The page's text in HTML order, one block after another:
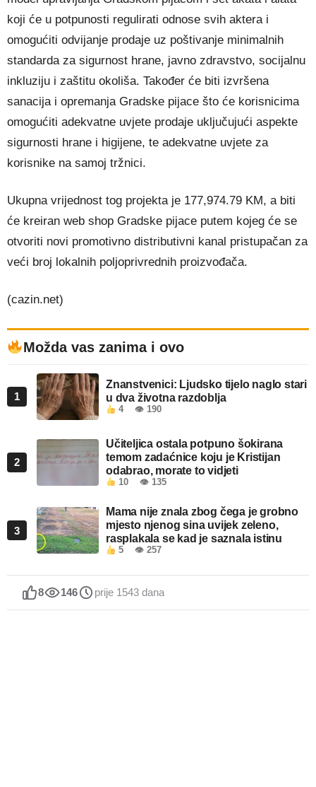
koji će u potpunosti regulirati odnose svih aktera i
omogućiti odvijanje prodaje uz poštivanje minimalnih
standarda za sigurnost hrane, javno zdravstvo, socijalnu
inkluziju i zaštitu okoliša. Također će biti izvršena
sanacija i opremanja Gradske pijace što će korisnicima
omogućiti adekvatne uvjete prodaje uključujući aspekte
sigurnosti hrane i higijene, te adekvatne uvjete za
korisnike na samoj tržnici.
Ukupna vrijednost tog projekta je 177,974.79 KM, a biti
će kreiran web shop Gradske pijace putem kojeg će se
otvoriti novi promotivno distributivni kanal pristupačan za
veći broj lokalnih poljoprivrednih proizvođača.
(cazin.net)
Možda vas zanima i ovo
1
Znanstvenici: Ljudsko tijelo naglo stari
u dva životna razdoblja
4 👁 190
2
Učiteljica ostala potpuno šokirana
temom zadaćnice koju je Kristijan
odabrao, morate to vidjeti
10 👁 135
3
Mama nije znala zbog čega je grobno
mjesto njenog sina uvijek zeleno,
rasplakala se kad je saznala istinu
5 👁 257
8 146 prije 1543 dana